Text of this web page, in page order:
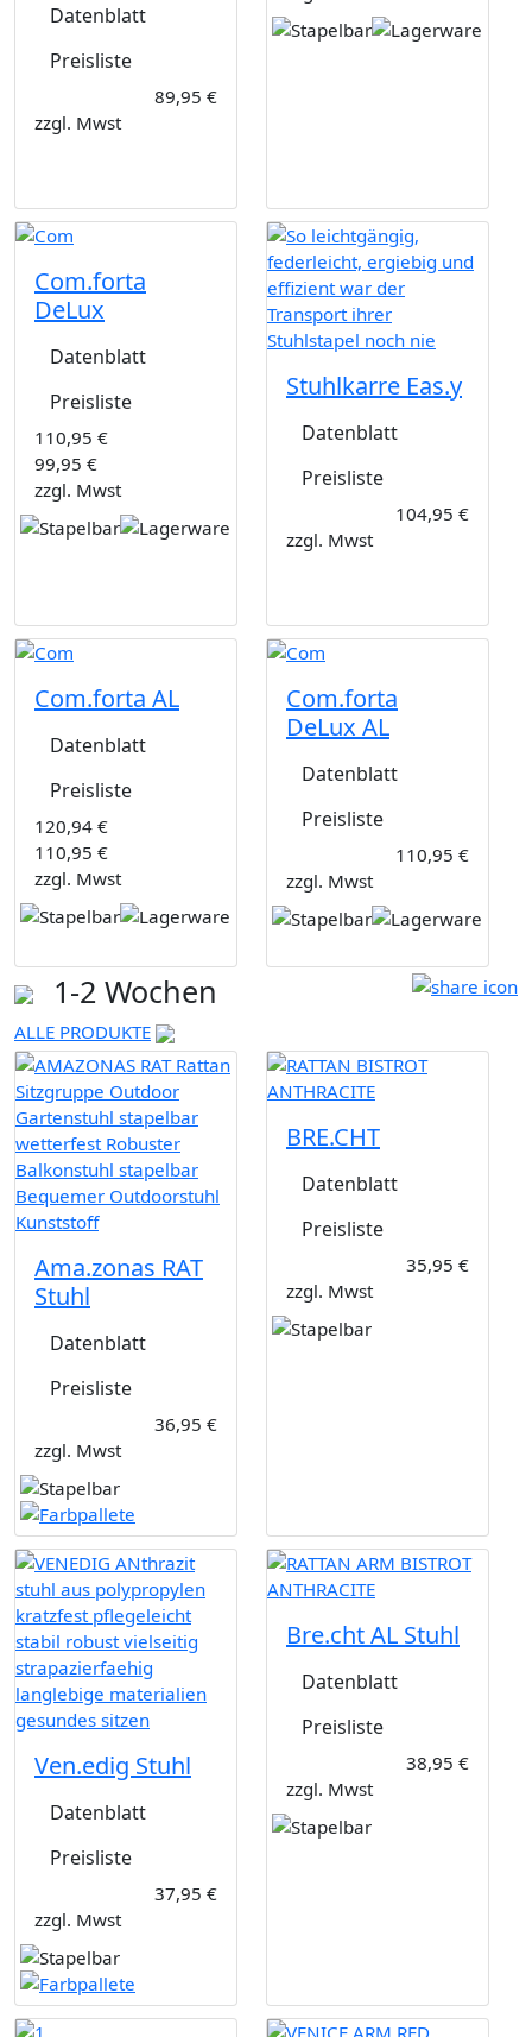
Datenblatt
Preisliste
89,95 €
zzgl. Mwst
Com.forta
DeLux
Datenblatt
Preisliste
110,95 €
99,95 €
zzgl. Mwst
Stuhlkarre Eas.y
Datenblatt
Preisliste
104,95 €
zzgl. Mwst
Com.forta AL
Datenblatt
Preisliste
120,94 €
110,95 €
zzgl. Mwst
Com.forta
DeLux AL
Datenblatt
Preisliste
110,95 €
zzgl. Mwst
1-2 Wochen
ALLE PRODUKTE
Ama.zonas RAT
Stuhl
Datenblatt
Preisliste
36,95 €
zzgl. Mwst
BRE.CHT
Datenblatt
Preisliste
35,95 €
zzgl. Mwst
Ven.edig Stuhl
Datenblatt
Preisliste
37,95 €
zzgl. Mwst
Bre.cht AL Stuhl
Datenblatt
Preisliste
38,95 €
zzgl. Mwst